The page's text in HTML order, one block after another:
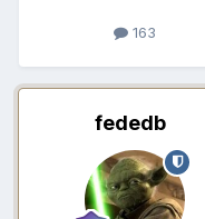
163
fededb